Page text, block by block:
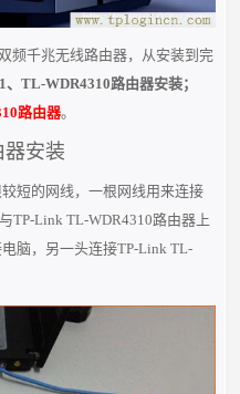
频千兆无线路由器，从安装到完
1、TL-WDR4310路由器安装；
路由器。
器安装
短的网线，一根网线用来连接
TP-Link TL-WDR4310路由器上
脑，另一头连接TP-Link TL-